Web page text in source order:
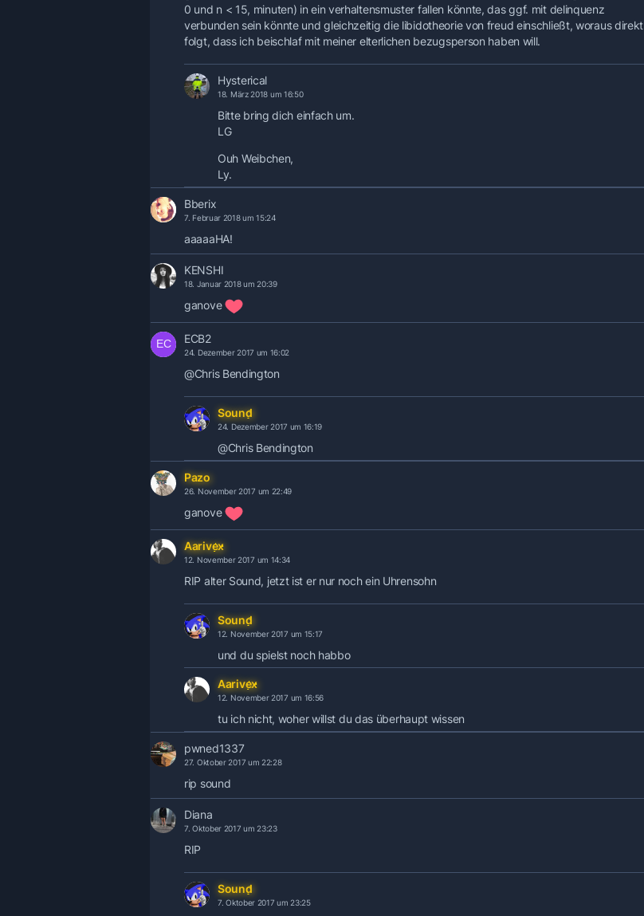
0 und n < 15, minuten) in ein verhaltensmuster fallen könnte, das ggf. mit delinquenz
verbunden sein könnte und gleichzeitig die libidotheorie von freud einschließt, woraus direkt
folgt, dass ich beischlaf mit meiner elterlichen bezugsperson haben will.
Hysterical
18. März 2018 um 16:50
Bitte bring dich einfach um.
LG
Ouh Weibchen,
Ly.
Bberix
7. Februar 2018 um 15:24
aaaaaHA!
KENSHI
18. Januar 2018 um 20:39
ganove
ECB2
24. Dezember 2017 um 16:02
@Chris Bendington
Sound
24. Dezember 2017 um 16:19
@Chris Bendington
Pazo
26. November 2017 um 22:49
ganove
Aarivex
12. November 2017 um 14:34
RIP alter Sound, jetzt ist er nur noch ein Uhrensohn
Sound
12. November 2017 um 15:17
und du spielst noch habbo
Aarivex
12. November 2017 um 16:56
tu ich nicht, woher willst du das überhaupt wissen
pwned1337
27. Oktober 2017 um 22:28
rip sound
Diana
7. Oktober 2017 um 23:23
RIP
Sound
7. Oktober 2017 um 23:25